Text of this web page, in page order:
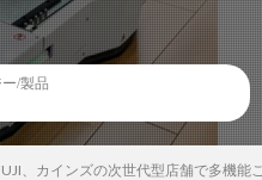
/製品
、カインズの次世代型店舗で多機能